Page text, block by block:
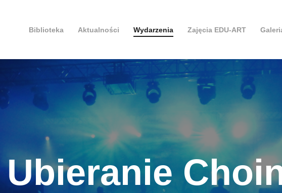
Biblioteka Aktualności Wydarzenia Zajęcia EDU-ART